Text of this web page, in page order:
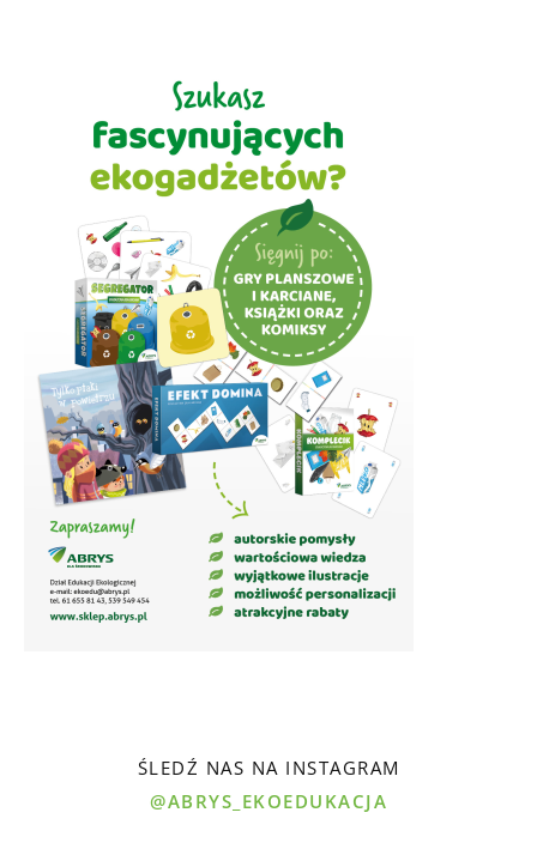
ŚLEDŹ NAS NA INSTAGRAM
@ABRYS_EKOEDUKACJA